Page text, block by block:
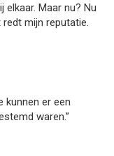
Maar nu? Nu
mijn reputatie.
kunnen er een
waren.”